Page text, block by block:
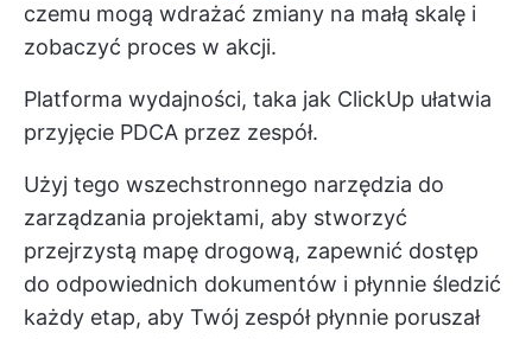
czemu mogą wdrażać zmiany na małą skalę i
zobaczyć proces w akcji.
Platforma wydajności, taka jak ClickUp ułatwia
przyjęcie PDCA przez zespół.
Użyj tego wszechstronnego narzędzia do
zarządzania projektami, aby stworzyć
przejrzystą mapę drogową, zapewnić dostęp
do odpowiednich dokumentów i płynnie śledzić
każdy etap, aby Twój zespół płynnie poruszał